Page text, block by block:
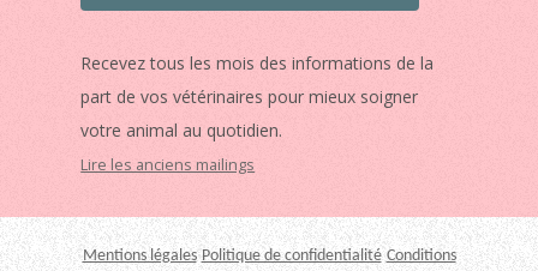
Recevez tous les mois des informations de la
part de vos vétérinaires pour mieux soigner
votre animal au quotidien.
Lire les anciens mailings
Mentions légales Politique de confidentialité Conditions